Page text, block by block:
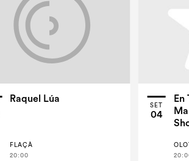
Raquel Lúa
FLAÇÀ
20:00
SET
04
En